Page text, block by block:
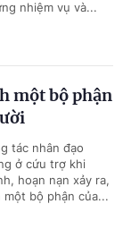
nhiệm vụ và...
một bộ phận
tác nhân đạo
ở cứu trợ khi
hoạn nạn xảy ra,
bộ phận của...